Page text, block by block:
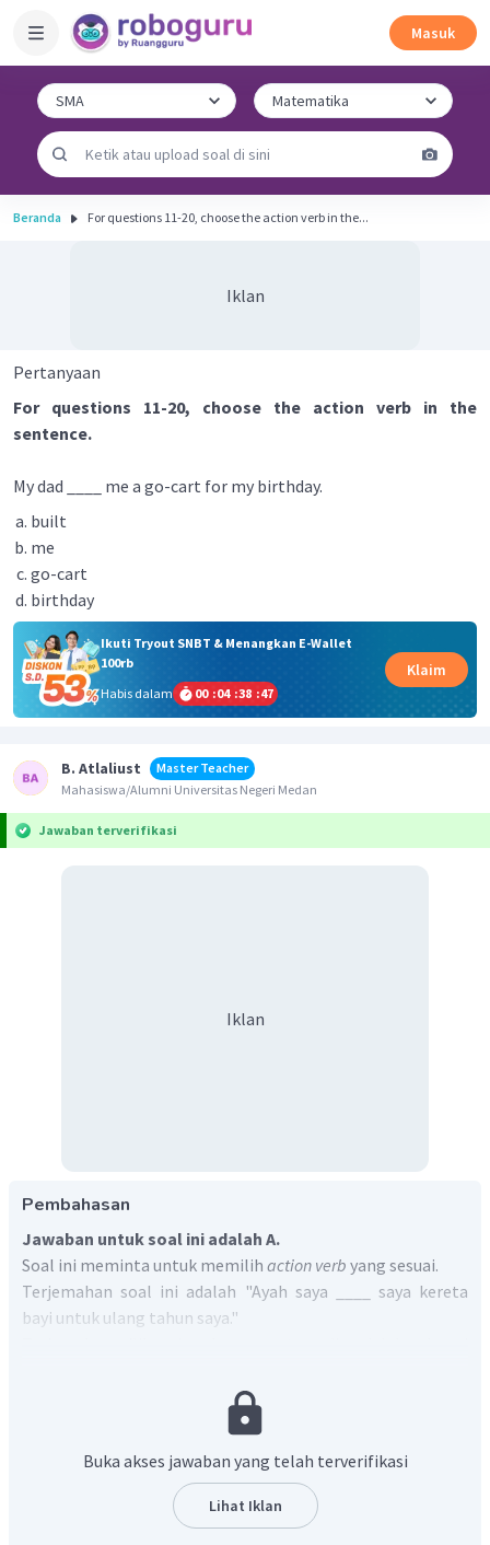
Masuk
Beranda For questions 11-20, choose the action verb in the...
Iklan
Pertanyaan
For questions 11-20, choose the action verb in the
sentence.
My dad ____ me a go-cart for my birthday.
built
me
go-cart
birthday
Ikuti Tryout SNBT & Menangkan E-Wallet
100rb
Habis dalam
00 :04 :38 :47
Klaim
B. Atlaliust
Master Teacher
Mahasiswa/Alumni Universitas Negeri Medan
Jawaban terverifikasi
Iklan
Pembahasan
Jawaban untuk soal ini adalah A.
Soal ini meminta untuk memilih action verb yang sesuai.
Terjemahan soal ini adalah "Ayah saya ____ saya kereta
bayi untuk ulang tahun saya."
go-cart= kereta bayi
= ulang tahun
Buka akses jawaban yang telah terverifikasi
Lihat Iklan